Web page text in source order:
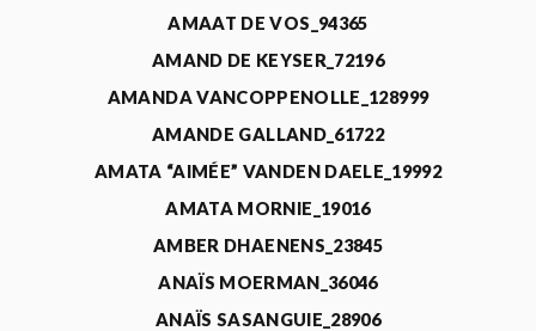
AMAAT DE VOS_94365
AMAND DE KEYSER_72196
AMANDA VANCOPPENOLLE_128999
AMANDE GALLAND_61722
AMATA “AIMÉE” VANDEN DAELE_19992
AMATA MORNIE_19016
AMBER DHAENENS_23845
ANAÏS MOERMAN_36046
ANAÏS SASANGUIE_28906